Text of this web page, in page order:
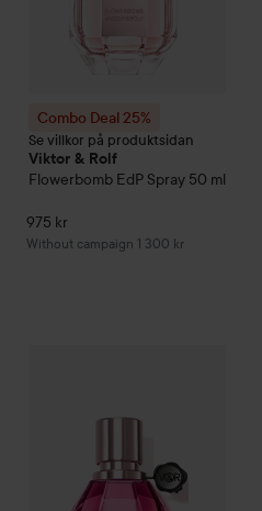
Combo Deal 25%
Se villkor på produktsidan
Viktor & Rolf
Flowerbomb EdP Spray 50 ml
975 kr
Without campaign 1 300 kr